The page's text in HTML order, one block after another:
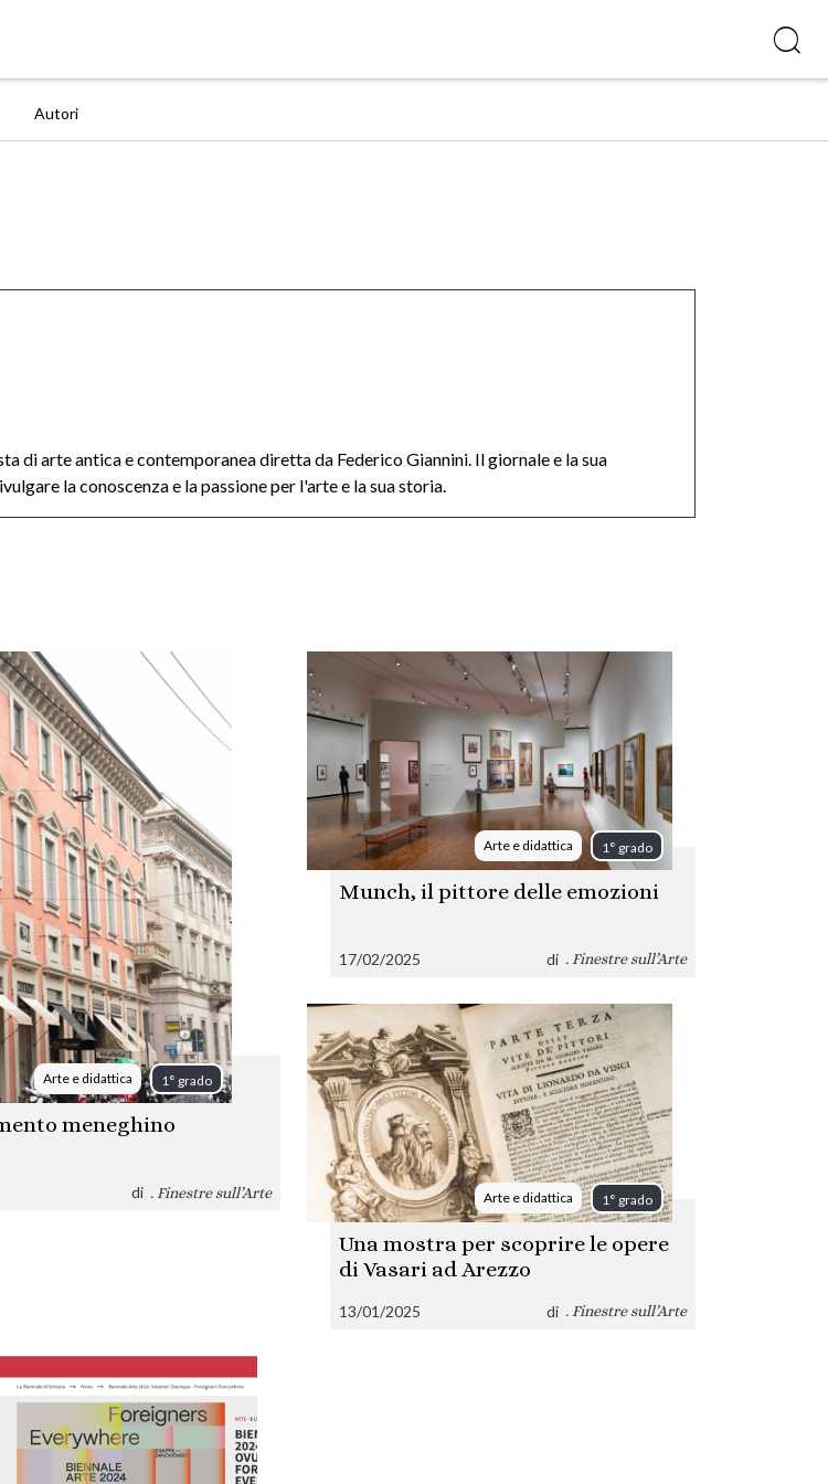
Autori
di arte antica e contemporanea diretta da Federico Giannini. Il giornale e la sua
la conoscenza e la passione per l'arte e la sua storia.
Arte e didattica 1° grado
meneghino
di . Finestre sull’Arte
Arte e didattica 1° grado
Munch, il pittore delle emozioni
17/02/2025 di . Finestre sull’Arte
Arte e didattica 1° grado
Una mostra per scoprire le opere
di Vasari ad Arezzo
13/01/2025 di . Finestre sull’Arte